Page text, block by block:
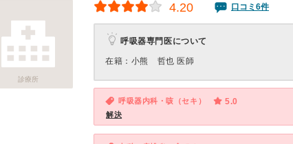
診療所
4.20 口コミ6件
呼吸器専門医について
在籍：小熊 哲也 医師
呼吸器内科・咳（セキ） 5.0
解決